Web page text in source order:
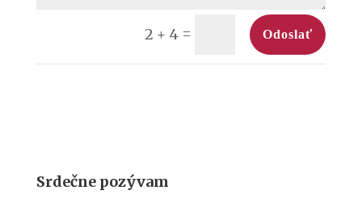
2 + 4 = Odoslať
Srdečne pozývam